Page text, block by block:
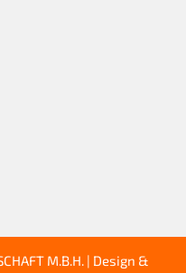
M.B.H. | Design &